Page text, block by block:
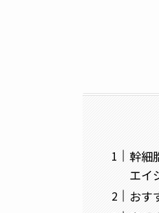
幹細
エイ
おす